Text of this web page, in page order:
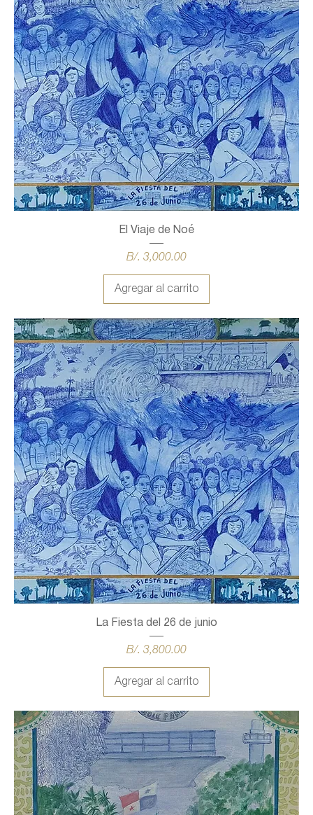
El Viaje de Noé
Precio
B/. 3,000.00
Agregar al carrito
La Fiesta del 26 de junio
Precio
B/. 3,800.00
Agregar al carrito